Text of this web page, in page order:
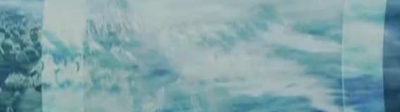
熊猫频道 VR/AR
新兵请入列 人生第一次
年冬奥会 CBA NBA 中超 国足 网球 综合体育
冰雪道路 足球道路